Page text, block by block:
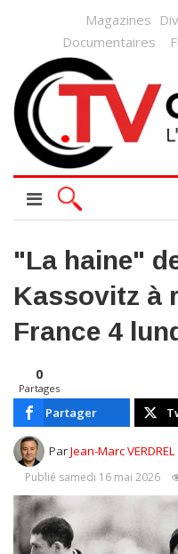
Magazines
Documentaires
"La haine"
Kassovitz à
France 4
0
Partages
Partager
ParJean-Marc VERDREL
Publié samedi 16 mai 2026